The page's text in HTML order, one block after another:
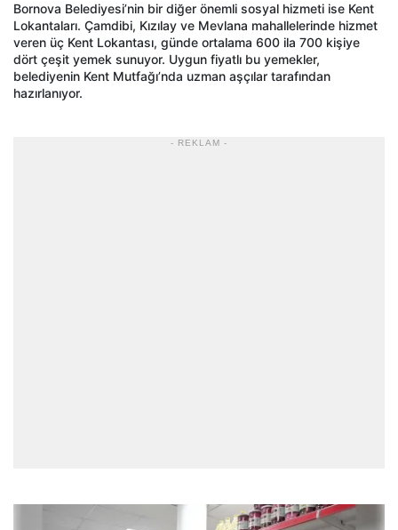
Bornova Belediyesi’nin bir diğer önemli sosyal hizmeti ise Kent
Lokantaları. Çamdibi, Kızılay ve Mevlana mahallelerinde hizmet
veren üç Kent Lokantası, günde ortalama 600 ila 700 kişiye
dört çeşit yemek sunuyor. Uygun fiyatlı bu yemekler,
belediyenin Kent Mutfağı’nda uzman aşçılar tarafından
hazırlanıyor.
- REKLAM -